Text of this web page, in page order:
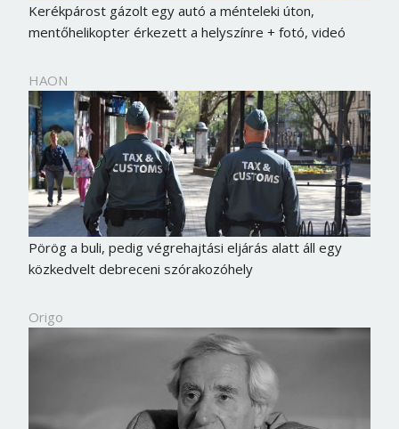
Kerékpárost gázolt egy autó a ménteleki úton,
mentőhelikopter érkezett a helyszínre + fotó, videó
HAON
Pörög a buli, pedig végrehajtási eljárás alatt áll egy
közkedvelt debreceni szórakozóhely
Origo